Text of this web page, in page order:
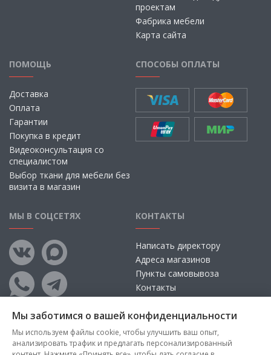
проектам
Фабрика мебели
Карта сайта
ПОМОЩЬ
Доставка
Оплата
Гарантии
Покупка в кредит
Видеоконсультация со
специалистом
Выбор ткани для мебели без
визита в магазин
СПОСОБЫ ОПЛАТЫ
МЫ В СОЦСЕТЯХ КОНТАКТЫ
Написать директору
Адреса магазинов
Пункты самовывоза
Контакты
Мы заботимся о вашей конфиденциальности
Мы используем файлы cookie, чтобы улучшить ваш опыт,
анализировать трафик и предлагать персонализированный